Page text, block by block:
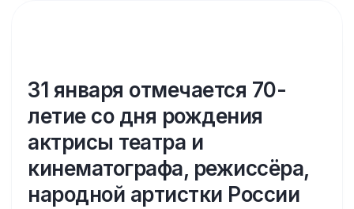
31 января отмечается 70-
летие со дня рождения
актрисы театра и
кинематографа, режиссёра,
народной артистки России